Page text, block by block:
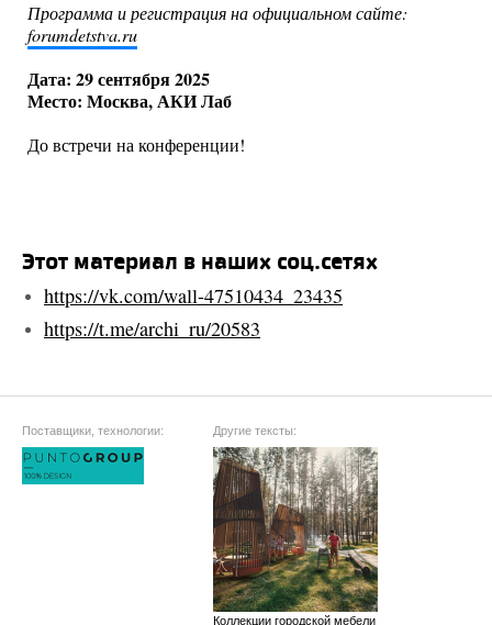
Программа и регистрация на официальном сайте:
forumdetstva.ru
Дата: 29 сентября 2025
Место: Москва, АКИ Лаб
До встречи на конференции!
Этот материал в наших соц.сетях
https://vk.com/wall-47510434_23435
https://t.me/archi_ru/20583
Поставщики, технологии: Другие тексты:
Коллекции городской мебели